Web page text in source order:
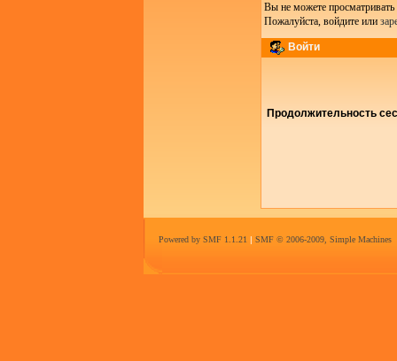
Вы не можете просматривать
Пожалуйста, войдите или
Войти
Продолжительность
Powered by SMF 1.1.21 | SMF © 2006-2009, Simple Machines